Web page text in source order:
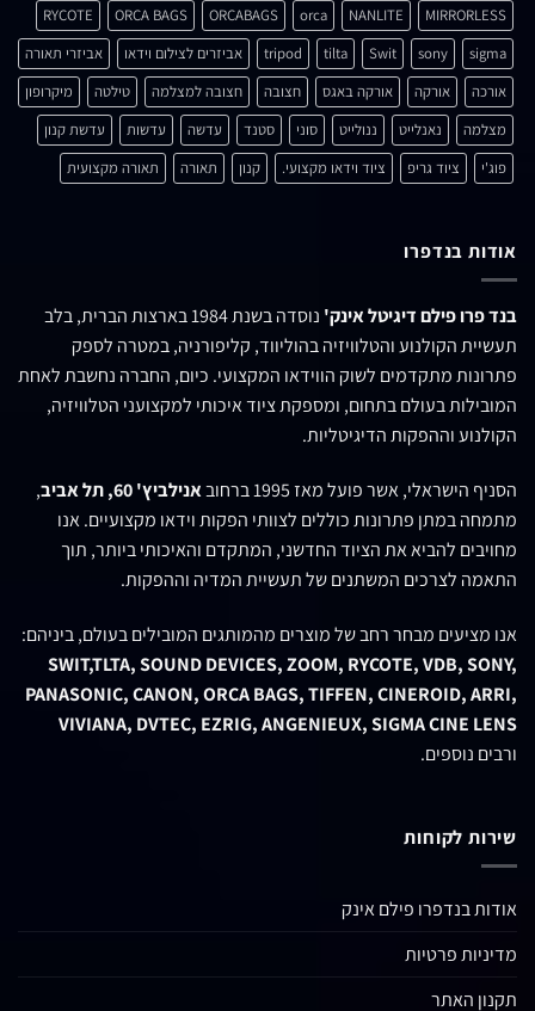
MIRRORLESS
NANLITE
orca
ORCABAGS
ORCA BAGS
RYCOTE
sigma
sony
Swit
tilta
tripod אביזרים לצילום וידאו
אביזרי תאורה
אורכה
אורקה אורקה באגס חצובה חצובה למצלמה טילטה
מיקרופון
מצלמה
נאנלייט ננולייט סוני סטנד עדשה עדשות
עדשת קנון
פוג'י
ציוד גריפ ציוד וידאו מקצועי. קנון תאורה תאורה מקצועית
אודות בנדפרו
בנד פרו פילם דיגיטל אינק'
נוסדה בשנת 1984 בארצות הברית, בלב
תעשיית הקולנוע והטלוויזיה בהוליווד, קליפורניה, במטרה לספק
פתרונות מתקדמים לשוק הווידאו המקצועי. כיום, החברה נחשבת לאחת
המובילות בעולם בתחום, ומספקת ציוד איכותי למקצועני הטלוויזיה,
הקולנוע וההפקות הדיגיטליות.
הסניף הישראלי, אשר פועל מאז 1995 ברחוב אנילביץ' 60, תל אביב
,
מתמחה במתן פתרונות כוללים לצוותי הפקות וידאו מקצועיים. אנו
מחויבים להביא את הציוד החדשני, המתקדם והאיכותי ביותר, תוך
התאמה לצרכים המשתנים של תעשיית המדיה וההפקות.
אנו מציעים מבחר רחב של מוצרים מהמותגים המובילים בעולם, ביניהם:
SWIT,TLTA, SOUND DEVICES, ZOOM, RYCOTE, VDB, SONY,
PANASONIC, CANON, ORCA BAGS, TIFFEN, CINEROID, ARRI,
VIVIANA, DVTEC, EZRIG, ANGENIEUX, SIGMA CINE LENS
ורבים נוספים.
שירות לקוחות
אודות בנדפרו פילם אינק
מדיניות פרטיות
תקנון האתר